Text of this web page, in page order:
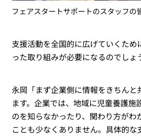
フェアスタートサポートのスタッフの
支援活動を全国的に広げていくため
った取り組みが必要になるのでしょ
永岡「まず企業側に情報をきちんと
ます。企業では、地域に児童養護施
のを知らなかったり、関わり方がわ
ことも少なくありません。具体的な